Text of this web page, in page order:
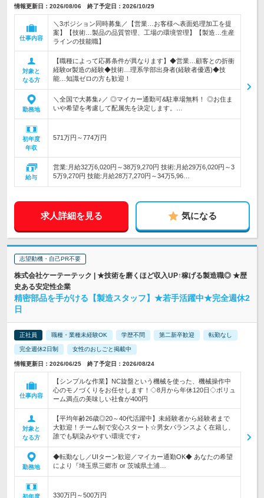
情報更新日：2026/08/06 終了予定日：2026/10/29
仕事内容
＼3ポジション同時募集／【営業…お客様へ表面処理加工を提
案】【技術…製品の品質管理、工場の環境管理】【製造…生産
ラインの技能職】
対象と
なる方
【職種によって応募条件が異なります】◆営業…顧客との折衝
経験or製造の経験◆技術…理系学部出身者(経験者優遇)◆技
能…知識ゼロの方も歓迎！
勤務地
＼全国で大募集♪／ ◎マイカー通勤可&駐車場無料！ ◎お住ま
いや希望を考慮して配属先を決定します。…
初年度
年収
571万円～774万円
給与
営業:月給32万6,020円～38万9,270円 技術:月給29万6,020円～3
5万9,270円 技能:月給28万7,270円～34万5,96…
求人詳細を見る 気になる
志望動機・自己PR不要
株式会社ケーテーテック | ★技術を磨くほど収入UP↑稼げる製造職◎ ★歴
史ある安定性企業
精密部品を手がける【製造スタッフ】★若手活躍中★完全週休2
日
正社員 職種・業種未経験OK 学歴不問 第二新卒歓迎 転勤なし
完全週休2日制 女性のおしごと掲載中
情報更新日：2026/06/25 終了予定日：2026/08/24
仕事内容
【シンプルな作業】NC旋盤という機械を使った、機械操作中
心のモノづくりをお任せします！◇8月から年休120日◇ボリュ
ーム満点の美味しい社食が400円
対象と
なる方
【平均年齢26歳◎20～40代活躍中】未経験者から経験者まで
大歓迎！チーム制で安心スタート☆男女バランスよく在籍し、
誰でも馴染みやすい環境です♪
勤務地
◆転勤なし／UIターン歓迎／マイカー通勤OK◆ あなたの希望
により『埼玉県三郷市 or 茨城県土浦…
初年度 330万円～500万円